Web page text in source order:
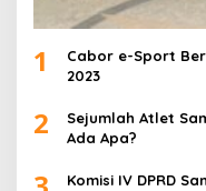
1
Cabor e-Sport
2023
2
Sejumlah Atlet
Ada Apa?
Komisi IV DPRD